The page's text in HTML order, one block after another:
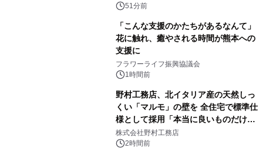
51分前
「こんな支援のかたちがあるなんて」
花に触れ、癒やされる時間が熊本への
支援に
フラワーライフ振興協議会
1時間前
野村工務店、北イタリア産の天然しっ
くい「マルモ」の壁を 全住宅で標準仕
様として採用「本当に良いものだけに
こだわる」
株式会社野村工務店
2時間前